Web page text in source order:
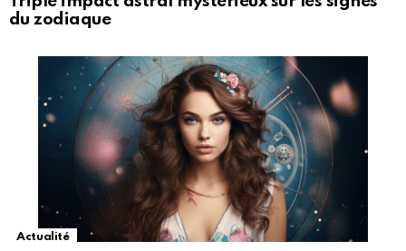
du zodiaque
Actualité